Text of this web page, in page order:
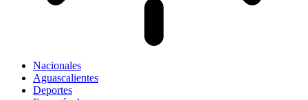
Nacionales
Aguascalientes
Deportes